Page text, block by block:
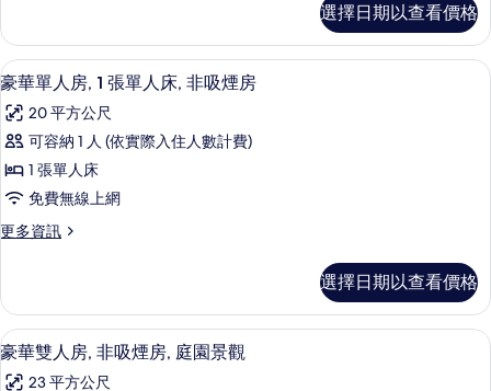
準
雙
人
床,
非
吸
煙
房
有
相
片
客
房,
2
標
準
人
床,
吸
詳
情
選擇日期以查看價格
顯
示
豪
華
單
房,
張
單
人
床,
豪華單人房, 1 張單人床, 非吸煙房 |
10
豪華單人房, 1 張單人床, 非吸煙房
20 平方公尺
可容納 1 人 (依實際入住人數計費)
1 張單人床
免費無線上網
更多資訊
更
單
人
房,
選擇日期以查看價格
顯
示
豪華雙人房, 非吸煙房, 庭園景觀 | 高
10
豪華雙人房, 非吸煙房, 庭園景觀
23 平方公尺